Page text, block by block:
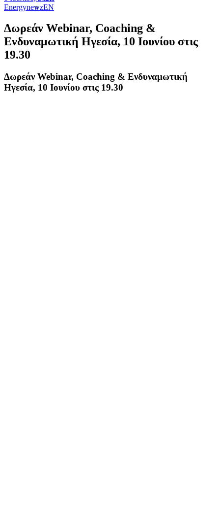
EN
Energynewz
Δωρεάν Webinar, Coaching &
Ενδυναμωτική Ηγεσία, 10 Ιουνίου στις
19.30
Δωρεάν Webinar, Coaching & Ενδυναμωτική
Ηγεσία, 10 Ιουνίου στις 19.30